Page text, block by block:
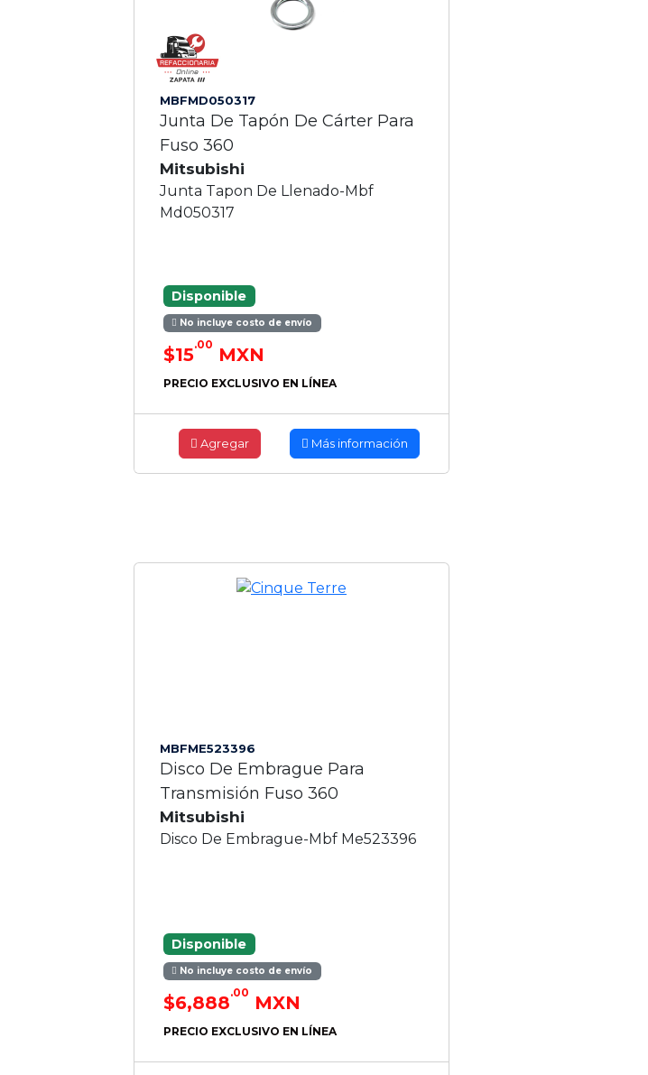
MBFMD050317
Junta De Tapón De Cárter Para
Fuso 360
Mitsubishi
Junta Tapon De Llenado-Mbf
Md050317
Disponible
No incluye costo de envío
$15.00 MXN
PRECIO EXCLUSIVO EN LÍNEA
Agregar Más información
MBFME523396
Disco De Embrague Para
Transmisión Fuso 360
Mitsubishi
Disco De Embrague-Mbf Me523396
Disponible
No incluye costo de envío
$6,888.00 MXN
PRECIO EXCLUSIVO EN LÍNEA